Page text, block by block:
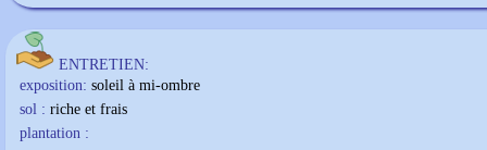
ENTRETIEN:
exposition: soleil à mi-ombre
sol : riche et frais
plantation :